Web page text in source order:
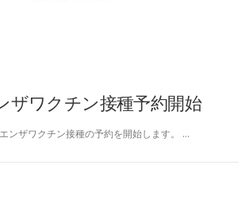
ザワクチン接種予約開始
ンザワクチン接種の予約を開始します。 …